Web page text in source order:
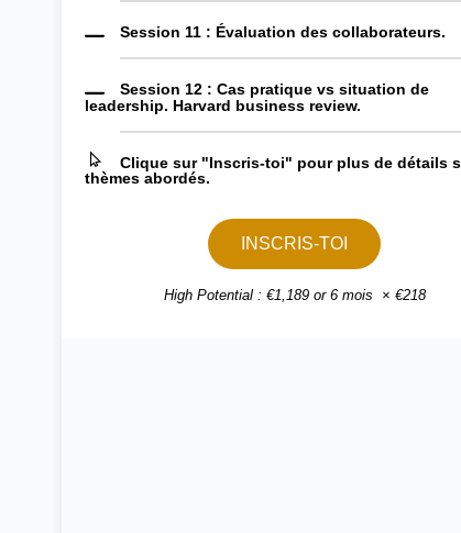
Session 11 : Évaluation des collaborateurs.
Session 12 :Cas pratique vs situation de
leadership. Harvard business review.
Clique sur "Inscris-toi" pour plus de détails
thèmes abordés.
INSCRIS-TOI
High Potential : €1,189 or 6 mois × €218